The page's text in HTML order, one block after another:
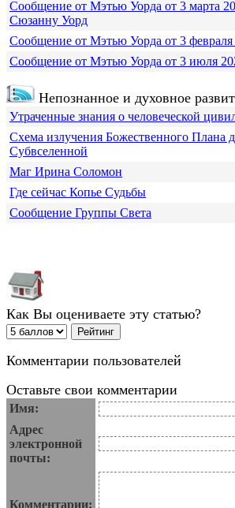
Сообщение от Мэтью Уорда от 3 марта
Сюзанну Уорд
Сообщение от Мэтью Уорда от 3 февраля
Сообщение от Мэтью Уорда от 3 июля
Непознанное и духовное
Утраченные знания о человеческой
Схема излучения Божественного Плана
Субвселенной
Маг Ирина Соломон
Где сейчас Копье Судьбы
Сообщение Группы Света
Как Вы оцениваете эту статью?
Комментарии пользователей
Оставьте свои комментарии
Имя:
Адрес
электронной
почты:
Комментарии: